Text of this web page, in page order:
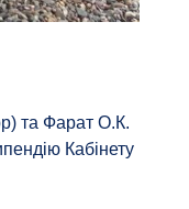
та Фарат О.К.
Кабінету